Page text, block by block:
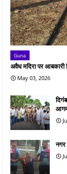
Guna
अवैध मदिरा पर आबकारी
May 03, 2026
नगर